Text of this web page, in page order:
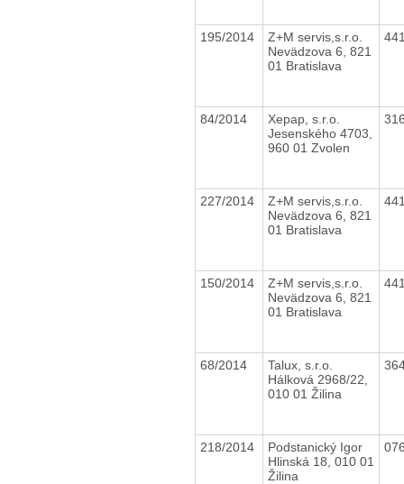
195/2014
Z+M servis,s.r.o.
Nevädzova 6, 821
01 Bratislava
84/2014
Xepap, s.r.o.
Jesenského 4703,
960 01 Zvolen
227/2014
Z+M servis,s.r.o.
Nevädzova 6, 821
01 Bratislava
150/2014
Z+M servis,s.r.o.
Nevädzova 6, 821
01 Bratislava
68/2014
Talux, s.r.o.
Hálková 2968/22,
010 01 Žilina
218/2014
Podstanický Igor
Hlinská 18, 010 01
Žilina